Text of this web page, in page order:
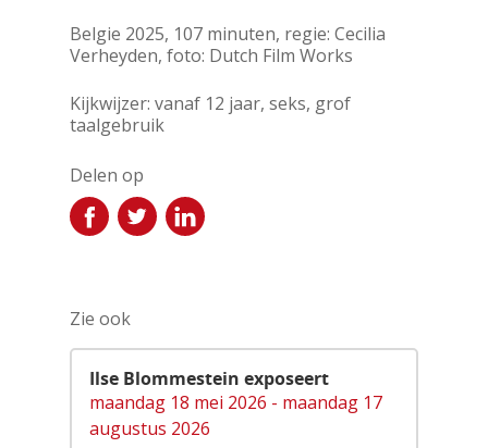
Belgie 2025, 107 minuten, regie: Cecilia
Verheyden, foto: Dutch Film Works
Kijkwijzer: vanaf 12 jaar, seks, grof
taalgebruik
Delen op
Zie ook
Ilse Blommestein exposeert
maandag 18 mei 2026 - maandag 17
augustus 2026